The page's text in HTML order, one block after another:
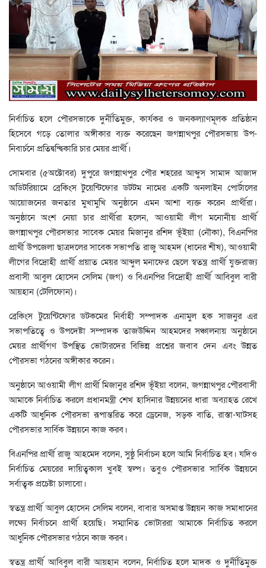
নির্বাচিত হলে পৌরসভাকে দুর্নীতিমুক্ত, কার্যকর ও জনকল্যাণমূলক প্রতিষ্ঠান
হিসেবে গড়ে তোলার অঙ্গীকার ব্যক্ত করেছেন জগন্নাথপুর পৌরসভায় উপ-
নিবার্চনে প্রতিদ্বন্দ্বিকারি চার মেয়র প্রার্থী।
সোমবার (৫অক্টোবর) দুপুরে জগন্নাথপুর পৌর শহরের আব্দুস সামাদ আজাদ
অডিটরিয়ামে ব্রেকিংস টুয়েন্টিফোর ডটটম নামের একটি অনলাইন পোর্টালের
আয়োজনের জনতার মুখামুখি অনুষ্ঠানে এমন আশা ব্যক্ত করেন প্রার্থীরা।
অনুষ্ঠানে অংশ নেয়া চার প্রার্থীরা হলেন, আওয়ামী লীগ মনোনীয় প্রার্থী
জগন্নাথপুর পৌরসভার সাবেক মেয়র মিজানুর রশিদ ভূঁইয়া (নৌকা), বিএনপির
প্রার্থী উপজেলা ছাত্রদলের সাবেক সভাপতি রাজু আহমদ (ধানের শীষ), আওয়ামী
লীগের বিদ্রোহী প্রার্থী প্রয়াত মেয়র আব্দুল মনাফের ছেলে স্বতন্ত্র প্রার্থী যুক্তরাজ্য
প্রবাসী আবুল হোসেন সেলিম (জগ) ও বিএনপির বিদ্রোহী প্রার্থী আবিবুল বারী
আয়হান (টেলিফোন)।
ব্রেকিংস টুয়েন্টিফোর ডটকমের নির্বাহী সম্পাদক এনামুল হক সাজনুর এর
সভাপতিত্বে ও উপদেষ্টা সম্পাদক তাজউদ্দিন আহমদের সঞ্চালনায় অনুষ্ঠানে
মেয়র প্রার্থীগণ উপস্থিত ভোটারদের বিভিন্ন প্রশ্নের জবাব দেন এবং উন্নত
পৌরসভা গঠনের অঙ্গীকার করেন।
অনুষ্ঠানে আওয়ামী লীগ প্রার্থী মিজানুর রশিদ ভূঁইয়া বলেন, জগন্নাথপুর পৌরবাসী
আমাকে নির্বাচিত করলে প্রধানমন্ত্রী শেখ হাসিনার উন্নয়নের ধারা অব্যাহত রেখে
একটি আধুনিক পৌরসভা রূপান্তরিত করে ড্রেনেজ, সড়ক বাতি, রাস্তা-ঘাটসহ
পৌরসভার সার্বিক উন্নয়নে কাজ করব।
বিএনপির প্রার্থী রাজু আহমেদ বলেন, সুষ্ঠু নির্বাচন হলে আমি নির্বাচিত হব। যদিও
নির্বাচিত মেয়রের দায়িত্বকাল খুবই স্বল্প। তবুও পৌরসভার সার্বিক উন্নয়নে
সর্বাত্বক প্রচেষ্টা চালাবো।
স্বতন্ত্র প্রার্থী আবুল হোসেন সেলিম বলেন, বাবার অসমাপ্ত উন্নয়ন কাজ সমাধানের
লক্ষ্যে নির্বাচনে প্রার্থী হয়েছি। সম্মানিত ভোটাররা আমাকে নির্বাচিত করলে
আধুনিক পৌরসভার গঠনে কাজ করব।
স্বতন্ত্র প্রার্থী আবিবুল বারী আয়হান বলেন, নির্বাচিত হলে মাদক ও দুর্নীতিমুক্ত